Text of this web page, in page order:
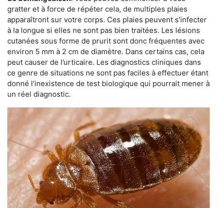
gratter et à force de répéter cela, de multiples plaies
apparaîtront sur votre corps. Ces plaies peuvent s’infecter
à la longue si elles ne sont pas bien traitées. Les lésions
cutanées sous forme de prurit sont donc fréquentes avec
environ 5 mm à 2 cm de diamètre. Dans certains cas, cela
peut causer de l’urticaire. Les diagnostics cliniques dans
ce genre de situations ne sont pas faciles à effectuer étant
donné l’inexistence de test biologique qui pourrait mener à
un réel diagnostic.